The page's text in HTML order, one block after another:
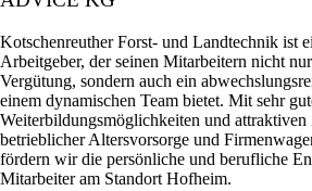
Kotschenreuther Forst- und Landtechnik ist
Arbeitgeber, der seinen Mitarbeitern nicht
Vergütung, sondern auch ein
einem dynamischen Team bietet. Mit sehr
Weiterbildungsmöglichkeiten und attraktiven
betrieblicher Altersvorsorge und
fördern wir die persönliche und berufliche
Mitarbeiter am Standort Hofheim.